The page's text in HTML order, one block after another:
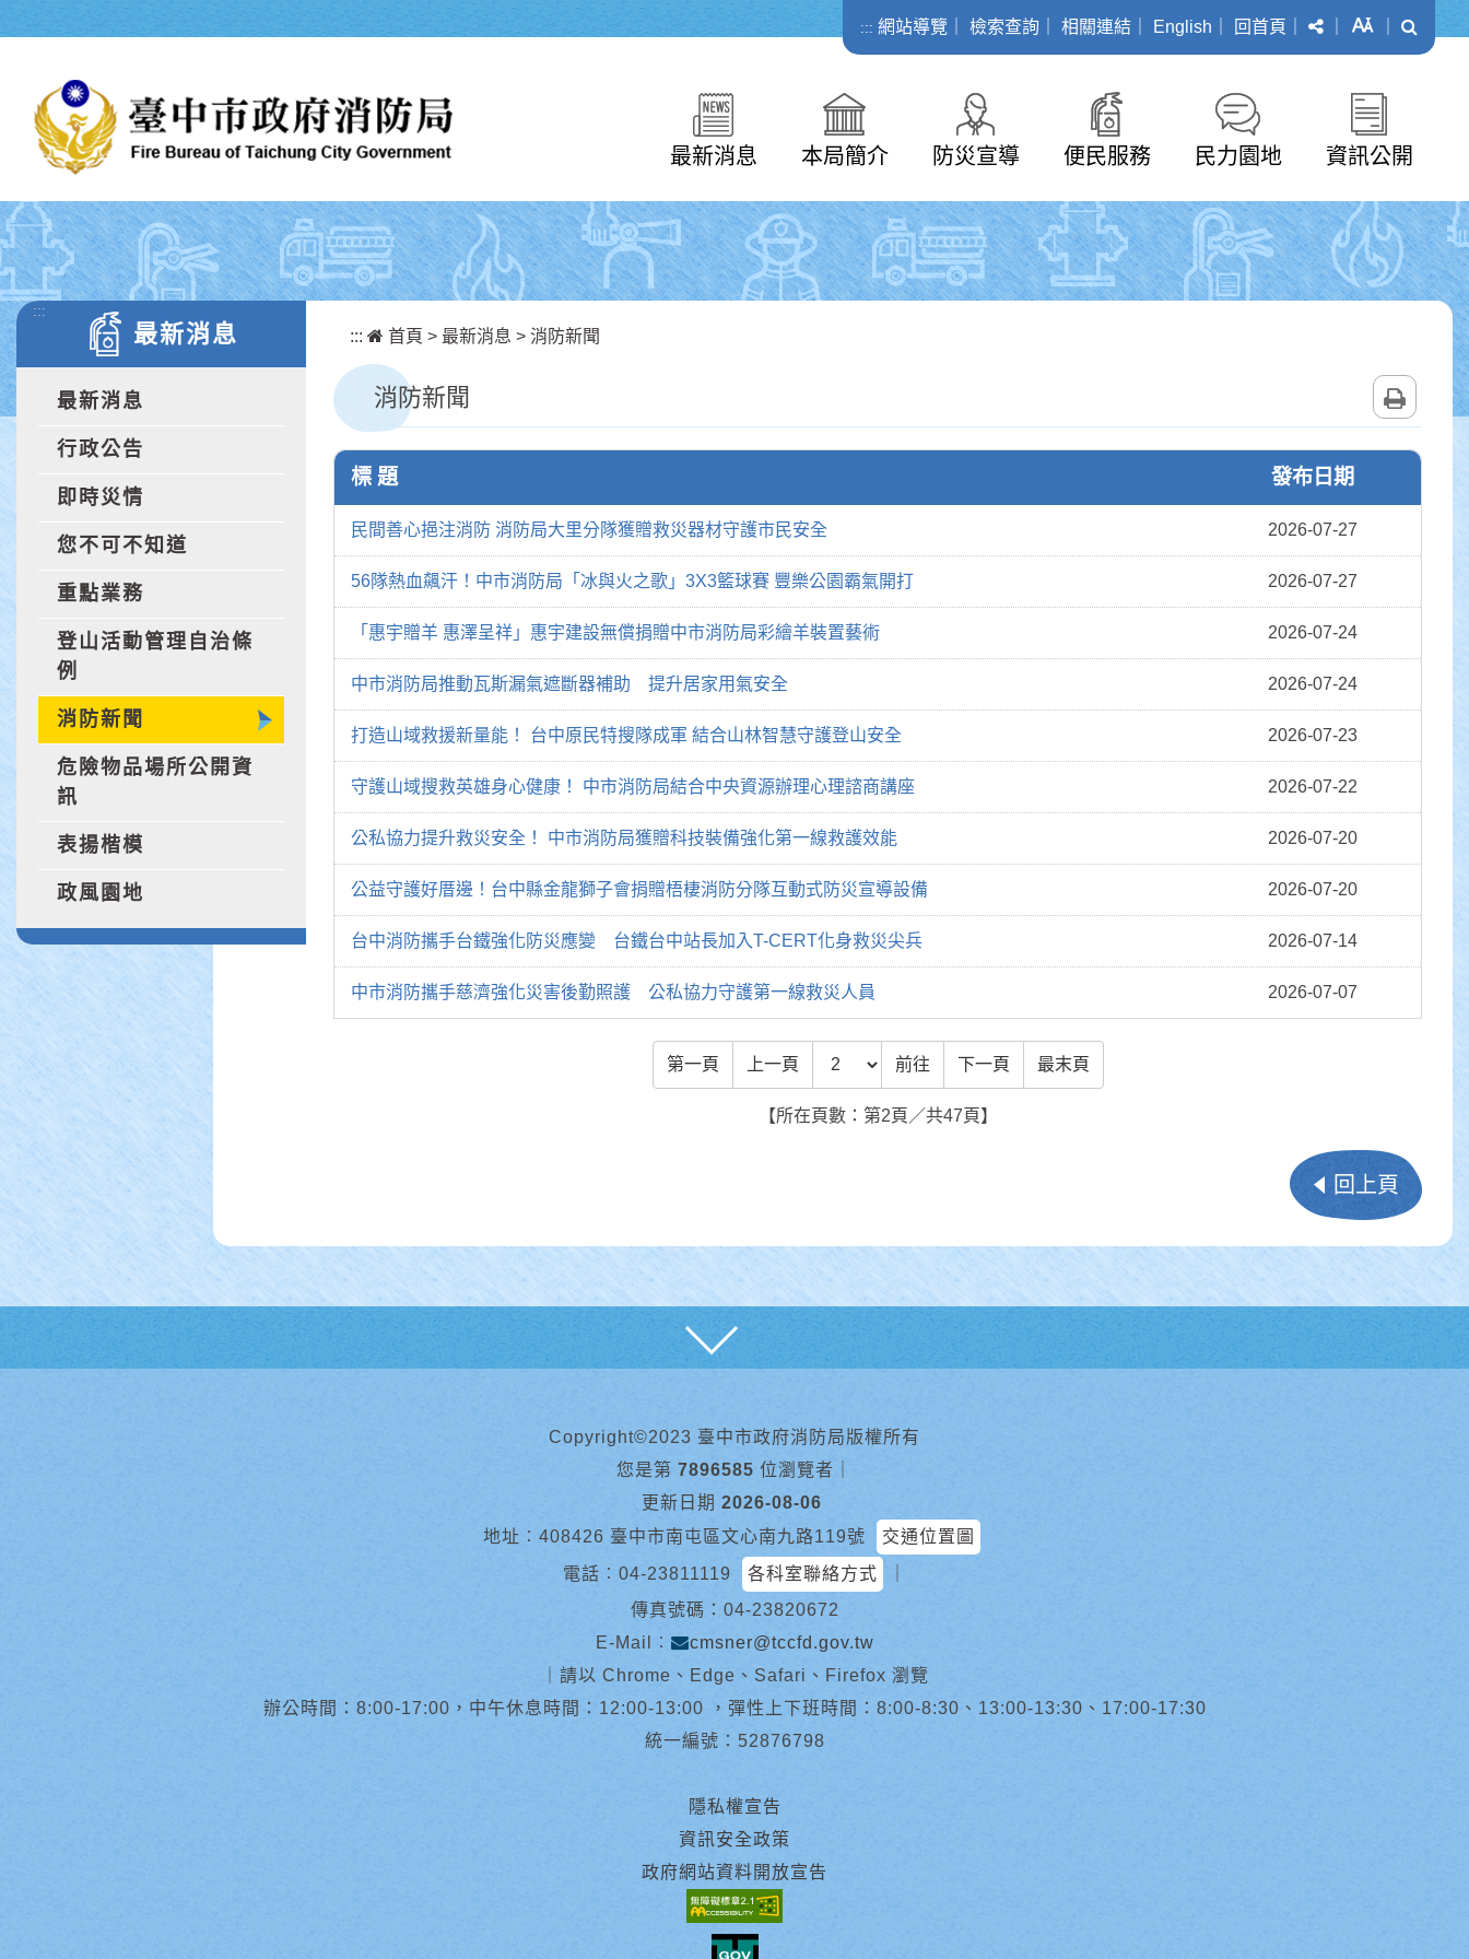
::: 網站導覽 檢索查詢 相關連結 English 回首頁 分享 字級
最新消息 本局簡介 防災宣導 便民服務 民力園地 資訊公開
:::
最新消息
最新消息
行政公告
即時災情
您不可不知道
重點業務
登山活動管理自治條
例
消防新聞
危險物品場所公開資
訊
表揚楷模
政風園地
::: 首頁 > 最新消息 > 消防新聞
消防新聞
標 題 發布日期
民間善心挹注消防 消防局大里分隊獲贈救災器材守護市民安全 2026-07-27
56隊熱血飆汗！中市消防局「冰與火之歌」3X3籃球賽 豐樂公園霸氣開打 2026-07-27
「惠宇贈羊 惠澤呈祥」惠宇建設無償捐贈中市消防局彩繪羊裝置藝術 2026-07-24
中市消防局推動瓦斯漏氣遮斷器補助 提升居家用氣安全 2026-07-24
打造山域救援新量能！ 台中原民特搜隊成軍 結合山林智慧守護登山安全 2026-07-23
守護山域搜救英雄身心健康！ 中市消防局結合中央資源辦理心理諮商講座 2026-07-22
公私協力提升救災安全！ 中市消防局獲贈科技裝備強化第一線救護效能 2026-07-20
公益守護好厝邊！台中縣金龍獅子會捐贈梧棲消防分隊互動式防災宣導設備 2026-07-20
台中消防攜手台鐵強化防災應變 台鐵台中站長加入T-CERT化身救災尖兵 2026-07-14
中市消防攜手慈濟強化災害後勤照護 公私協力守護第一線救災人員 2026-07-07
第一頁 上一頁 前往頁數 前往 下一頁 最末頁
【所在頁數：第2頁／共47頁】
回上頁
Copyright©2023 臺中市政府消防局版權所有
您是第 7896585 位瀏覽者
更新日期 2026-08-06
地址︰408426 臺中市南屯區文心南九路119號
交通位置圖
電話︰ 04-23811119 各科室聯絡方式
傳真號碼：04-23820672
E-Mail︰
cmsner@tccfd.gov.tw
請以 Chrome、Edge、Safari、Firefox 瀏覽
辦公時間：8:00-17:00，中午休息時間：12:00-13:00 ，彈性上下班時間：8:00-8:30、13:00-13:30、17:00-17:30
統一編號：52876798
隱私權宣告
資訊安全政策
政府網站資料開放宣告